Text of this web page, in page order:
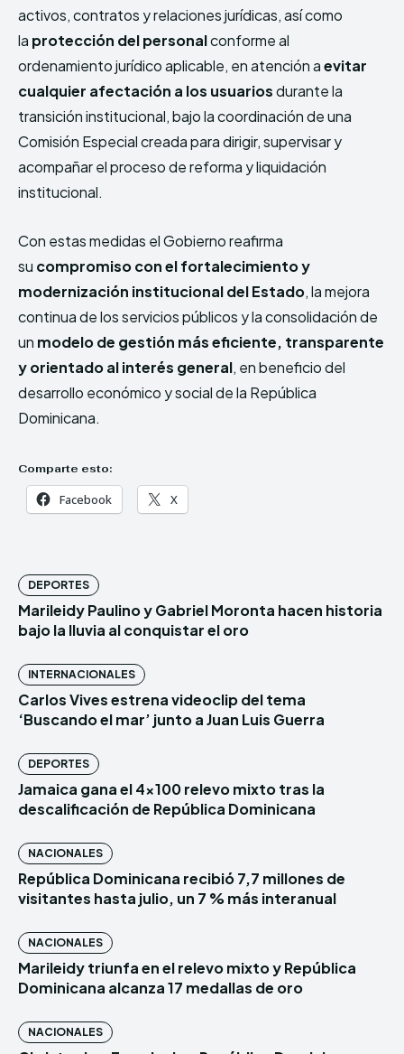
activos, contratos y relaciones jurídicas, así como
la protección del personalconforme al
ordenamiento jurídico aplicable, en atención aevitar
cualquier afectación a los usuariosdurante la
transición institucional, bajo la coordinación de una
Comisión Especial creada para dirigir, supervisar y
acompañar el proceso de reforma y liquidación
institucional.
Con estas medidas el Gobierno reafirma
su compromiso con el fortalecimiento y
modernización institucional del Estado, la mejora
continua de los servicios públicos y la consolidación de
un modelo de gestión más eficiente, transparente
y orientado al interés general, en beneficio del
desarrollo económico y social de la República
Dominicana.
Comparte esto:
Facebook X
DEPORTES
Marileidy Paulino y Gabriel Moronta hacen historia
bajo la lluvia al conquistar el oro
INTERNACIONALES
Carlos Vives estrena videoclip del tema
‘Buscando el mar’ junto a Juan Luis Guerra
DEPORTES
Jamaica gana el 4×100 relevo mixto tras la
descalificación de República Dominicana
NACIONALES
República Dominicana recibió 7,7 millones de
visitantes hasta julio, un 7 % más interanual
NACIONALES
Marileidy triunfa en el relevo mixto y República
Dominicana alcanza 17 medallas de oro
NACIONALES